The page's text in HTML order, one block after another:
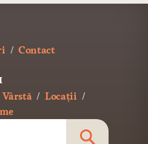
Contact
Vârstă
Locații